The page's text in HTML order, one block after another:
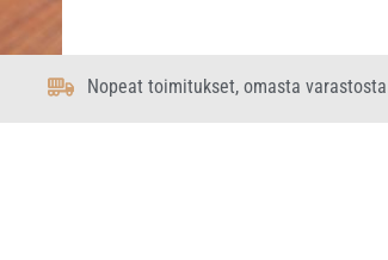
Nopeat toimitukset, omasta varastosta